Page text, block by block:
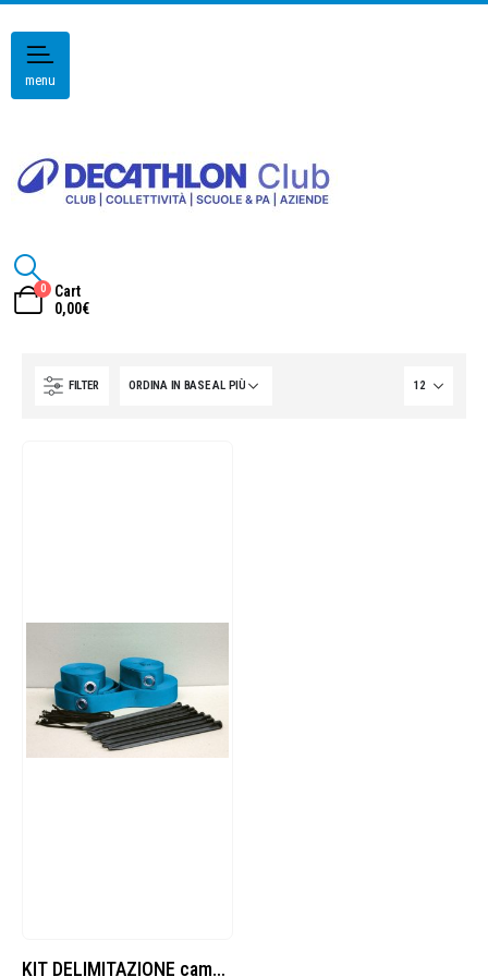
menu
0
Cart
0,00€
FILTER
KIT DELIMITAZIONE campo Beach Volley/Beach Tennis regolabile